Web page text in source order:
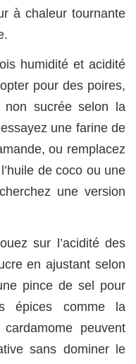
à chaleur tournante
humidité et acidité
pour des poires,
sucrée selon la
une farine de
ou remplacez
de coco ou une
une version
sur l’acidité des
en ajustant selon
pince de sel pour
épices comme la
peuvent
sans dominer le